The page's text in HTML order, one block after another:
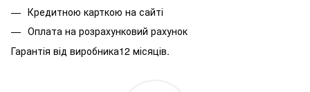
Кредитною карткою на сайті
Оплата на розрахунковий рахунок
Гарантія від виробника12 місяців.